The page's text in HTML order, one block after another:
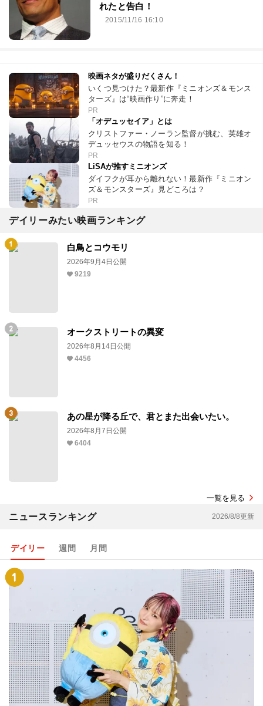
れたと告白！
2015/11/16 16:10
映画ネタが盛りだくさん！
いくつ見つけた？最新作『ミニオンズ＆モンス
ターズ』は“映画作り”に奔走！
PR
「オデュッセイア」とは
クリストファー・ノーラン監督が挑む、英雄オ
デュッセウスの物語を知る！
PR
LiSAが推すミニオンズ
ダイフクが耳から離れない！最新作『ミニオン
ズ＆モンスターズ』見どころは？
PR
デイリーみたい映画ランキング
白鳥とコウモリ
2026年9月4日公開
9219
オークストリートの異変
2026年8月14日公開
4456
あの星が降る丘で、君とまた出会いたい。
2026年8月7日公開
6404
一覧を見る
ニュースランキング 2026/8/8更新
デイリー 週間 月間